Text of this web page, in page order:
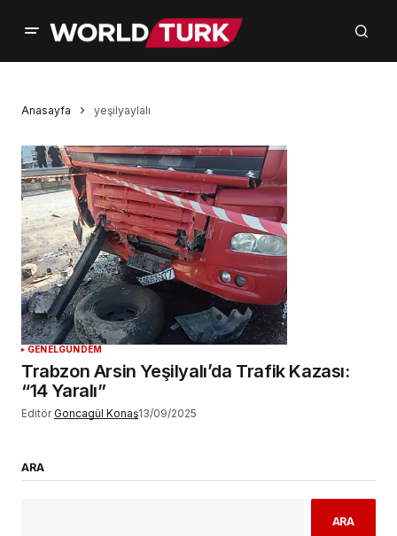
Anasayfa yeşilyaylalı
GENELGÜNDEM
Trabzon Arsin Yeşilyalı’da Trafik Kazası:
“14 Yaralı”
Editör Goncagül Konaş13/09/2025
ARA
ARA